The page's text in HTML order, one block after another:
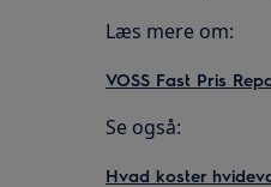
Læs mere om:
VOSS Fast Pris
Se også:
Hvad koster